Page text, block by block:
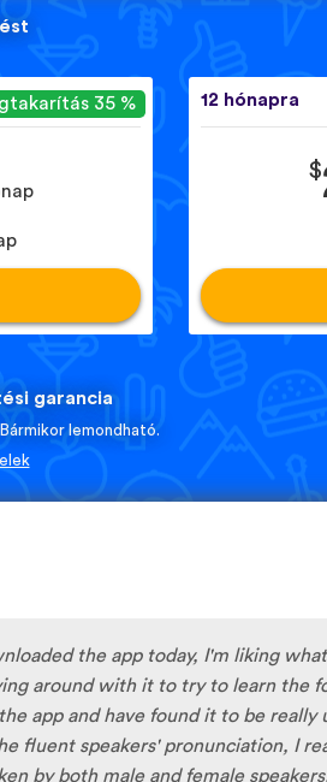
35 % 12 hónapra
$
garancia
lemondható.
the app today, I'm liking
around with it to try to learn the
app and have found it to be really
fluent speakers' pronunciation, I
by both male and female